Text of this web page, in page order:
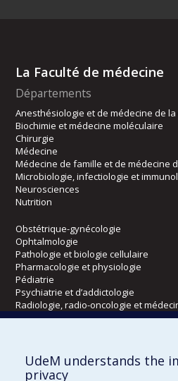
La Faculté de médecine
Départements
Anesthésiologie et de médecine de
Biochimie et médecine moléculaire
Chirurgie
Médecine
Médecine de famille et de médecine
Microbiologie, infectiologie et
Neurosciences
Nutrition
Obstétrique-gynécologie
Ophtalmologie
Pathologie et biologie cellulaire
Pharmacologie et physiologie
Pédiatrie
Psychiatrie et d’addictologie
Radiologie, radio-oncologie et
Écoles
Kinésiologie et des sciences de
UdeM understands the
privacy